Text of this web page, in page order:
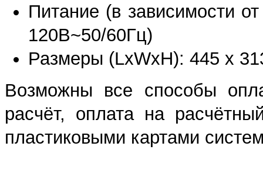
Питание (в зависимости
120В~50/60Гц)
Размеры (LxWxH): 445 х
Возможны все способы
расчёт, оплата на
пластиковыми картами